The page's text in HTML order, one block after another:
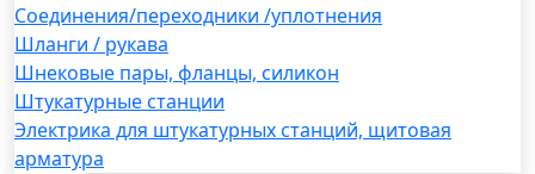
Соединения/переходники /уплотнения
Шланги / рукава
Шнековые пары, фланцы, силикон
Штукатурные станции
Электрика для штукатурных станций, щитовая
арматура